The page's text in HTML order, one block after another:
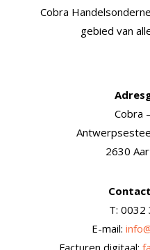
Cobra
gebied van
Cobra
2630
T: 0032
E-mail:
Facturen digitaal: